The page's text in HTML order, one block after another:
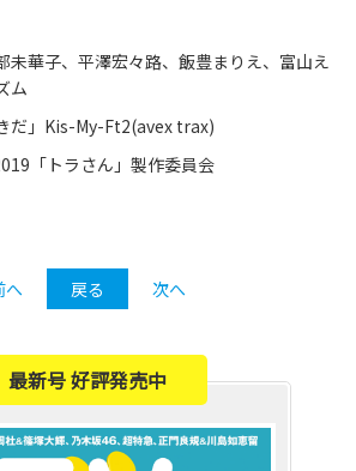
未華子、平澤宏々路、飯豊まりえ、富山え
ム
だ」Kis-My-Ft2(avex trax)
「トラさん」製作委員会
へ 戻る 次へ
最新号 好評発売中